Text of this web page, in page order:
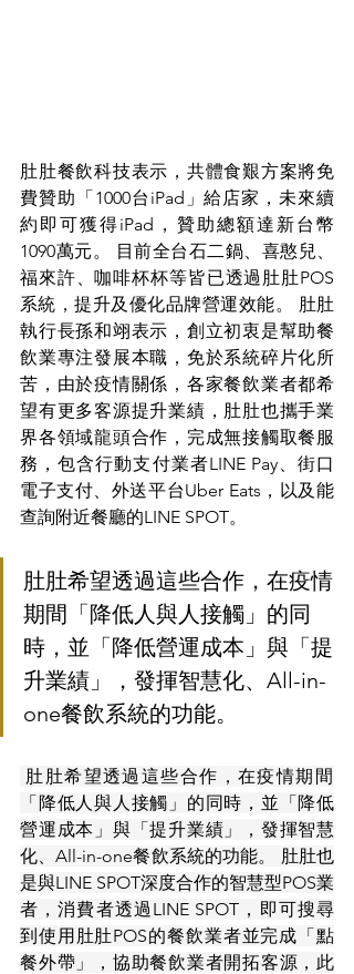
肚肚餐飲科技表示，共體食艱方案將免
費贊助「1000台iPad」給店家，未來續
約即可獲得iPad，贊助總額達新台幣
1090萬元。 目前全台石二鍋、喜憨兒、
福來許、咖啡杯杯等皆已透過肚肚POS
系統，提升及優化品牌營運效能。 肚肚
執行長孫和翊表示，創立初衷是幫助餐
飲業專注發展本職，免於系統碎片化所
苦，由於疫情關係，各家餐飲業者都希
望有更多客源提升業績，肚肚也攜手業
界各領域龍頭合作，完成無接觸取餐服
務，包含行動支付業者LINE Pay、街口
電子支付、外送平台Uber Eats，以及能
查詢附近餐廳的LINE SPOT。
肚肚希望透過這些合作，在疫情
期間「降低人與人接觸」的同
時，並「降低營運成本」與「提
升業績」，發揮智慧化、All-in-
one餐飲系統的功能。
「降低人與人接觸」的同時，並「降低
營運成本」與「提升業績」，發揮智慧
化、All-in-one餐飲系統的功能。 肚肚也
是與LINE SPOT深度合作的智慧型POS業
者，消費者透過LINE SPOT，即可搜尋
到使用肚肚POS的餐飲業者並完成「點
餐外帶」，協助餐飲業者開拓客源，此